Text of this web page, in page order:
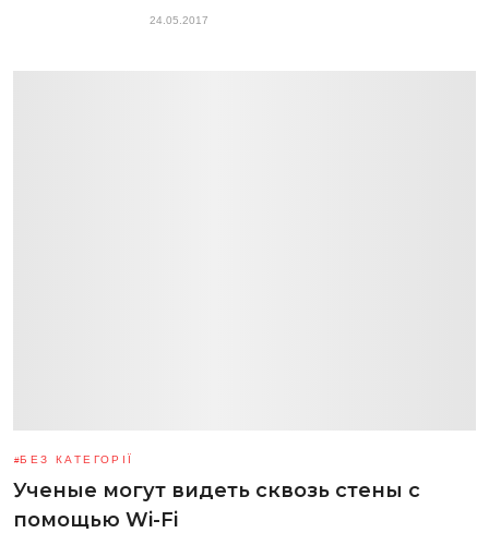
24.05.2017
БЕЗ КАТЕГОРІЇ
Ученые могут видеть сквозь стены с
помощью Wi-Fi